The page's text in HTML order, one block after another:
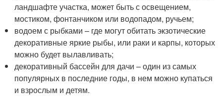
ландшафте участка, может быть с освещением,
мостиком, фонтанчиком или водопадом, ручьем;
водоем с рыбками – где могут обитать экзотические
декоративные яркие рыбы, или раки и карпы, которых
можно будет вылавливать;
декоративный бассейн для дачи – один из самых
популярных в последние годы, в нем можно купаться
и взрослым и детям.